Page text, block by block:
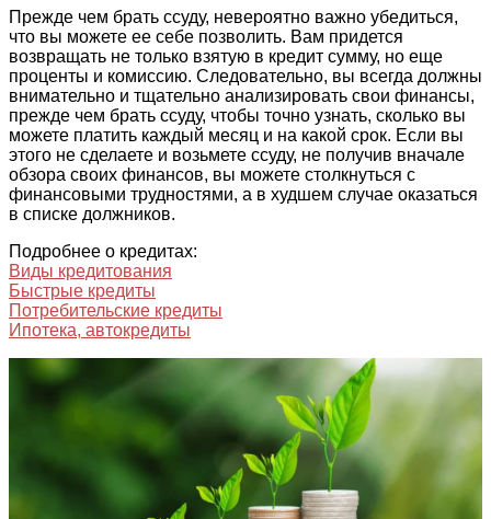
Прежде чем брать ссуду, невероятно важно убедиться,
что вы можете ее себе позволить. Вам придется
возвращать не только взятую в кредит сумму, но еще
проценты и комиссию. Следовательно, вы всегда должны
внимательно и тщательно анализировать свои финансы,
прежде чем брать ссуду, чтобы точно узнать, сколько вы
можете платить каждый месяц и на какой срок. Если вы
этого не сделаете и возьмете ссуду, не получив вначале
обзора своих финансов, вы можете столкнуться с
финансовыми трудностями, а в худшем случае оказаться
в списке должников.
Подробнее о кредитах:
Виды кредитования
Быстрые кредиты
Потребительские кредиты
Ипотека, автокредиты